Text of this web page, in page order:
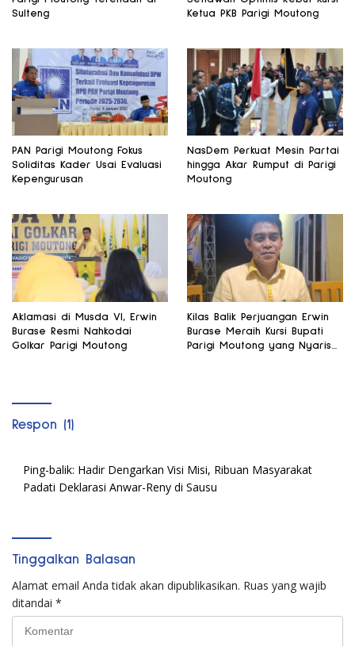
Sulteng
Ketua PKB Parigi Moutong
PAN Parigi Moutong Fokus
Soliditas Kader Usai Evaluasi
Kepengurusan
NasDem Perkuat Mesin Partai
hingga Akar Rumput di Parigi
Moutong
Aklamasi di Musda VI, Erwin
Burase Resmi Nahkodai
Golkar Parigi Moutong
Kilas Balik Perjuangan Erwin
Burase Meraih Kursi Bupati
Parigi Moutong yang Nyaris
Respon (1)
Ping-balik: Hadir Dengarkan Visi Misi, Ribuan Masyarakat
Padati Deklarasi Anwar-Reny di Sausu
Tinggalkan Balasan
Alamat email Anda tidak akan dipublikasikan. Ruas yang wajib
ditandai *